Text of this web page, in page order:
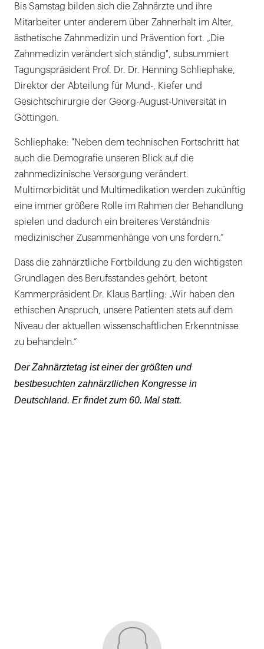
Bis Samstag bilden sich die Zahnärzte und ihre
Mitarbeiter unter anderem über Zahnerhalt im Alter,
ästhetische Zahnmedizin und Prävention fort. „Die
Zahnmedizin verändert sich ständig", subsummiert
Tagungspräsident Prof. Dr. Dr. Henning Schliephake,
Direktor der Abteilung für Mund-, Kiefer und
Gesichtschirurgie der Georg-August-Universität in
Göttingen.
Schliephake: "Neben dem technischen Fortschritt hat
auch die Demografie unseren Blick auf die
zahnmedizinische Versorgung verändert.
Multimorbidität und Multimedikation werden zukünftig
eine immer größere Rolle im Rahmen der Behandlung
spielen und dadurch ein breiteres Verständnis
medizinischer Zusammenhänge von uns fordern.“
Dass die zahnärztliche Fortbildung zu den wichtigsten
Grundlagen des Berufsstandes gehört, betont
Kammerpräsident Dr. Klaus Bartling: „Wir haben den
ethischen Anspruch, unsere Patienten stets auf dem
Niveau der aktuellen wissenschaftlichen Erkenntnisse
zu behandeln.“
Der Zahnärztetag ist einer der größten und
bestbesuchten zahnärztlichen Kongresse in
Deutschland. Er findet zum 60. Mal statt.